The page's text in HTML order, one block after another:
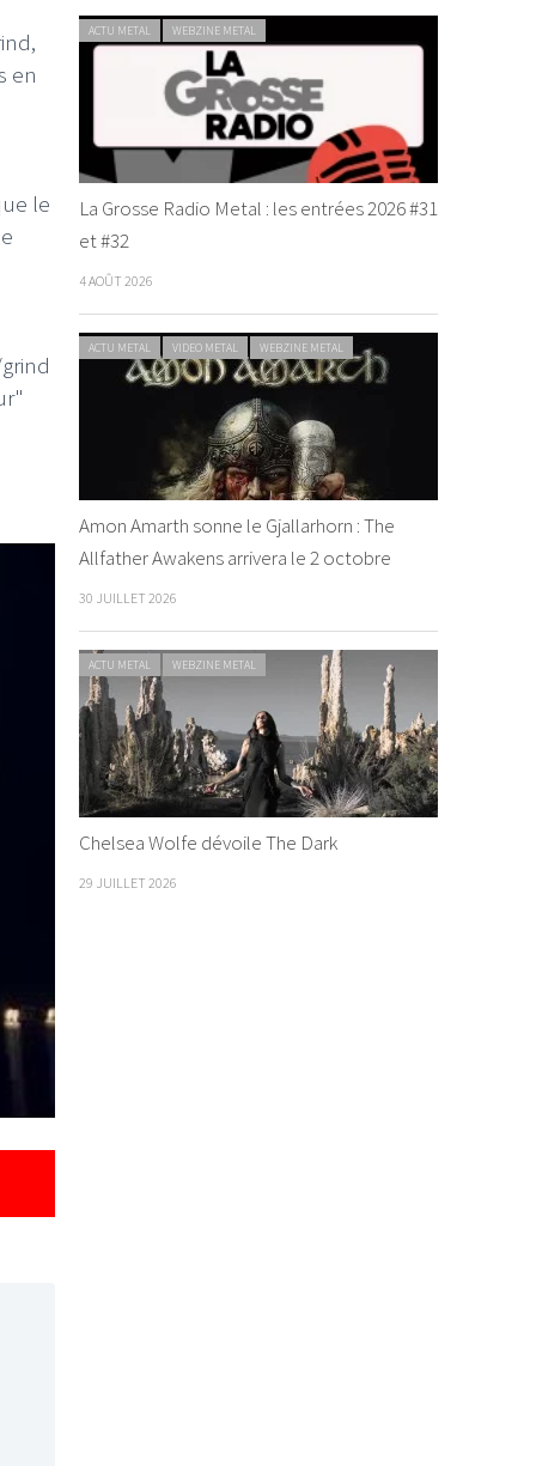
en
le
ACTU METAL WEBZINE METAL
La Grosse Radio Metal : les entrées 2026 #31
et #32
4 AOÛT 2026
ACTU METAL VIDEO METAL WEBZINE METAL
Amon Amarth sonne le Gjallarhorn : The
Allfather Awakens arrivera le 2 octobre
30 JUILLET 2026
ACTU METAL WEBZINE METAL
Chelsea Wolfe dévoile The Dark
29 JUILLET 2026